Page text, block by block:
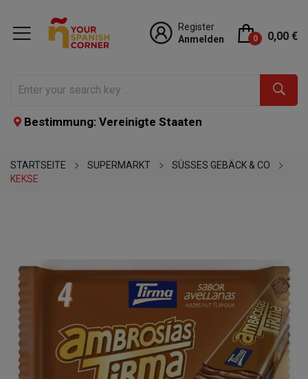
Register
Anmelden
0 0,00 €
Bestimmung: Vereinigte Staaten
STARTSEITE SUPERMARKT
SÜSSES GEBÄCK & CO
KEKSE